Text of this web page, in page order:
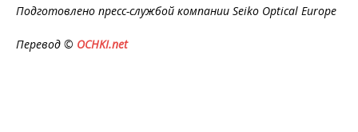
Подготовлено пресс-службой компании Seiko Optical Europe
Перевод © OCHKI.net